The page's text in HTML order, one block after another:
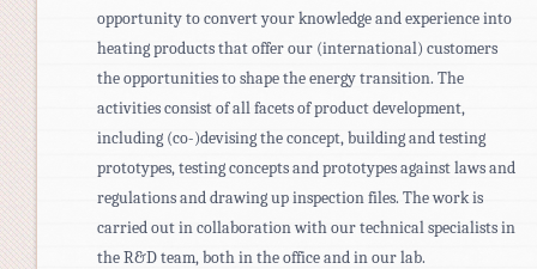
opportunity to convert your knowledge and experience into
heating products that offer our (international) customers
the opportunities to shape the energy transition. The
activities consist of all facets of product development,
including (co-)devising the concept, building and testing
prototypes, testing concepts and prototypes against laws and
regulations and drawing up inspection files. The work is
carried out in collaboration with our technical specialists in
the R&D team, both in the office and in our lab.